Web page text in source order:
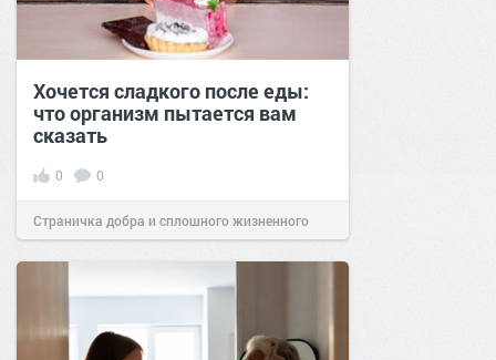
Хочется сладкого после еды:
что организм пытается вам
сказать
0 0
Страничка добра и сплошного жизненного
позитива!